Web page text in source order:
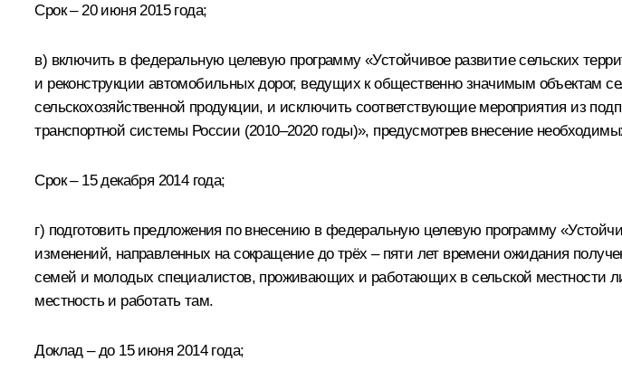
Срок – 20 июня 2015 года;
в) включить в федеральную целевую программу «Устойчивое развитие сельских
и реконструкции автомобильных дорог, ведущих к общественно значимым объектам
сельскохозяйственной продукции, и исключить соответствующие мероприятия из
транспортной системы России (2010–2020 годы)», предусмотрев внесение
Срок – 15 декабря 2014 года;
г) подготовить предложения по внесению в федеральную целевую программу
изменений, направленных на сокращение до трёх – пяти лет времени ожидания
семей и молодых специалистов, проживающих и работающих в сельской местности
местность и работать там.
Доклад – до 15 июня 2014 года;